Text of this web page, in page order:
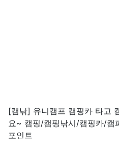
[캠낚] 유니캠프 캠핑카 타고
요~ 캠핑/캠핑낚시/캠핑카/
포인트